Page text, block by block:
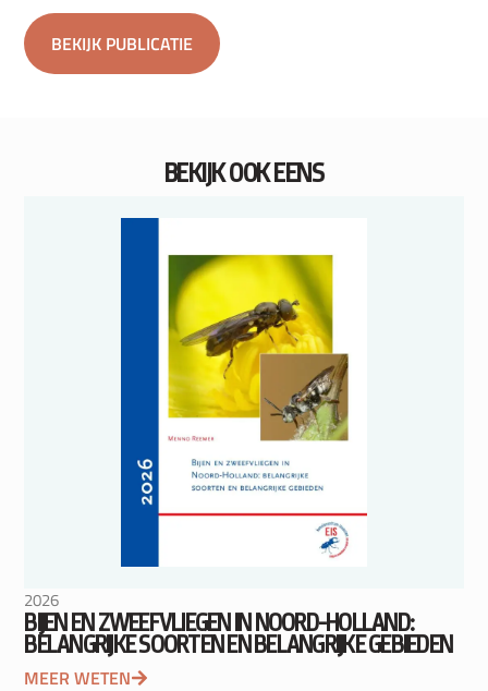
BEKIJK PUBLICATIE
BEKIJK OOK EENS
2026
BIJEN EN ZWEEFVLIEGEN IN NOORD-HOLLAND:
BELANGRIJKE SOORTEN EN BELANGRIJKE GEBIEDEN
MEER WETEN